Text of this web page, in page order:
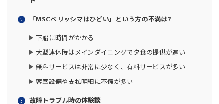
「MSCベリッシマはひどい」という方の不満は?
下船に時間がかかる
大型連休時はメインダイニングで夕食の提供が遅い
無料サービスは非常に少なく、有料サービスが多い
客室設備や支払明細に不備が多い
故障トラブル時の体験談